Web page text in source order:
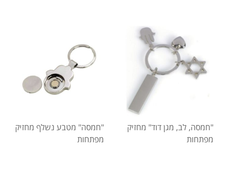
"חמסה, לב, מגן דוד" מחזיק
מפתחות
"חמסה" מטבע נשלף מחזיק
מפתחות